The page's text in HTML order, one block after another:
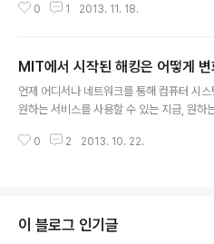
이버시라고 하는데 프라이버시 문제와 정보
식별할 수 있는 정보를 가리킨다. 식별 가능
지 않으며, 개인을 식별할 수 있는 기록된
되고 이용되는 정보를 말한다. 정보화 역기
0 1 2013. 11. 18.
MIT에서 시작된 해킹은 어떻게
언제 어디서나 네트워크를 통해 컴퓨터 시
원하는 서비스를 사용할 수 있는 지금, 원하
른다. 역사 속에서 변한 해킹의 정의 사실 해
RC에서 자신들을 해커라고 부르는 데서 유
정규 수업에 대부분 참여하지 않고 낮에는
0 2 2013. 10. 22.
이 블로그 인기글